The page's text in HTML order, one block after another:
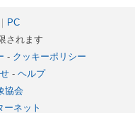
PC
されます
- クッキーポリシー
- ヘルプ
協会
ーネット